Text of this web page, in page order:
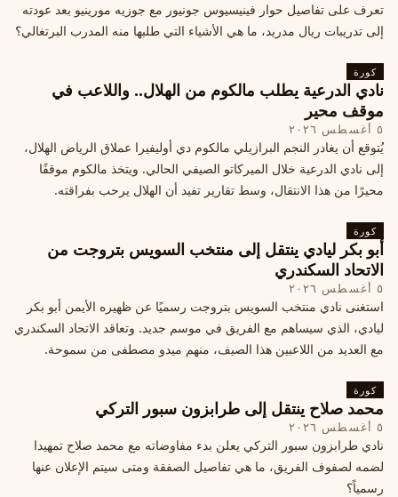
تعرف على تفاصيل حوار فينيسيوس جونيور مع جوزيه مورينيو بعد عودته
إلى تدريبات ريال مدريد، ما هي الأشياء التي طلبها منه المدرب البرتغالي؟
كورة
نادي الدرعية يطلب مالكوم من الهلال.. واللاعب في
موقف محير
٥ أغسطس ٢٠٢٦
يُتوقع أن يغادر النجم البرازيلي مالكوم دي أوليفيرا عملاق الرياض الهلال،
إلى نادي الدرعية خلال الميركاتو الصيفي الحالي. ويتخذ مالكوم موقفًا
محيرًا من هذا الانتقال، وسط تقارير تفيد أن الهلال يرحب بفراقته.
كورة
أبو بكر ليادي ينتقل إلى منتخب السويس بتروجت من
الاتحاد السكندري
٥ أغسطس ٢٠٢٦
استغنى نادي منتخب السويس بتروجت رسميًا عن ظهيره الأيمن أبو بكر
ليادي، الذي سيساهم مع الفريق في موسم جديد. وتعاقد الاتحاد السكندري
مع العديد من اللاعبين هذا الصيف، منهم ميدو مصطفى من سموحة.
كورة
محمد صلاح ينتقل إلى طرابزون سبور التركي
٥ أغسطس ٢٠٢٦
نادي طرابزون سبور التركي يعلن بدء مفاوضاته مع محمد صلاح تمهيدا
لضمه لصفوف الفريق، ما هي تفاصيل الصفقة ومتى سيتم الإعلان عنها
رسمياً؟